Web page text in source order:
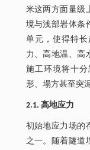
米这两方面量级
境与浅部岩体条
单元，使得特
力、高地温、高
施工环境将十
形、塌方甚至突
2.1. 高地应力
初始地应力场的
之一。随着隧道